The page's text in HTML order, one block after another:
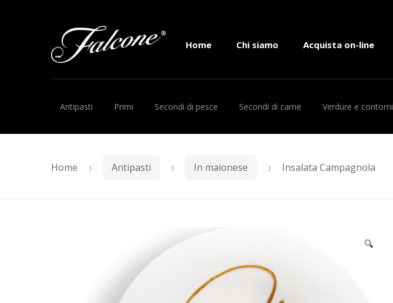
Skip to navigation
Skip to content
Home Chi siamo Acquista on-line
Antipasti Primi Secondi di pesce Secondi di carne Verdure e contorni
Home Antipasti In maionese Insalata Campagnola
🔍